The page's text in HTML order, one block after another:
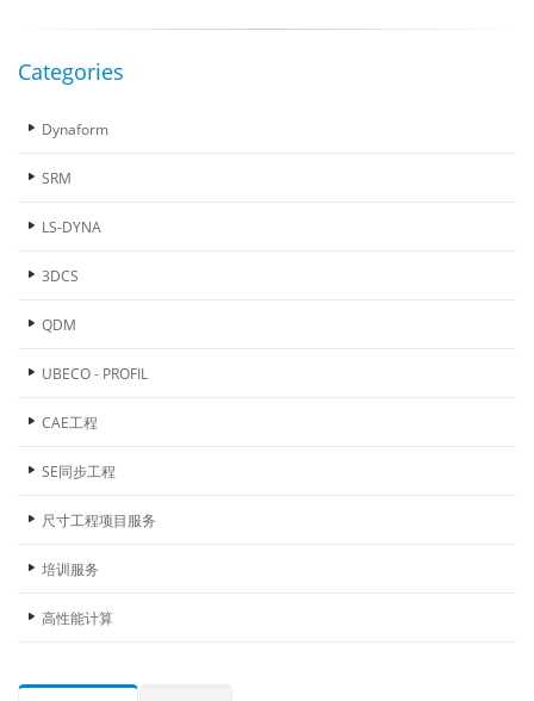
Categories
Dynaform
SRM
LS-DYNA
3DCS
QDM
UBECO - PROFIL
CAE工程
SE同步工程
尺寸工程项目服务
培训服务
高性能计算